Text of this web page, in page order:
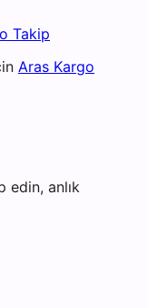
Takip
Aras Kargo
edin, anlık